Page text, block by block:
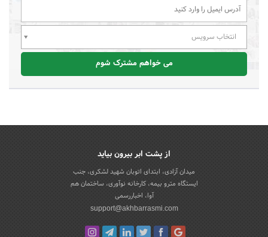
انتخاب سرویس
می خواهم مشترک شوم
از پشت ابر بیرون بیاید
میدان آزادی، ابتدای اتوبان شهید لشکری، جنب
ایستگاه مترو بیمه، کارخانه نوآوری، ساختمان هم
آوا، اخباررسمی
support@akhbarrasmi.com